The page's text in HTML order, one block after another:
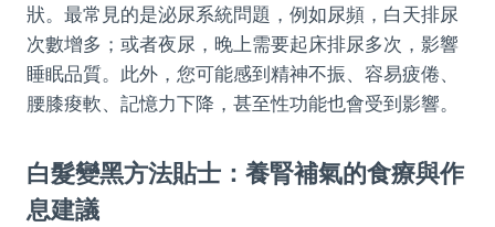
狀。最常見的是泌尿系統問題，例如尿頻，白天排尿
次數增多；或者夜尿，晚上需要起床排尿多次，影響
睡眠品質。此外，您可能感到精神不振、容易疲倦、
腰膝痠軟、記憶力下降，甚至性功能也會受到影響。
白髮變黑方法貼士：養腎補氣的食療與作
息建議